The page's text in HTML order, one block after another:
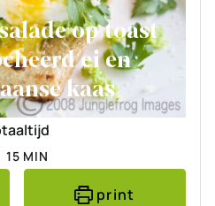
op toast
ei en
kaas
15MINUTEN
MIN
print